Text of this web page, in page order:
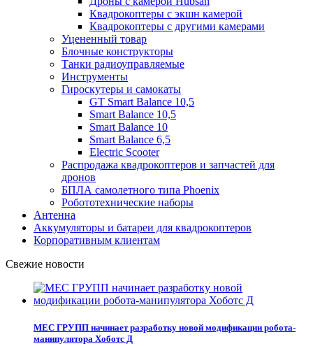
Квадрокоптеры с экшн камерой
Квадрокоптеры с другими камерами
Уцененный товар
Блочные конструкторы
Танки радиоуправляемые
Инструменты
Гироскутеры и самокаты
GT Smart Balance 10,5
Smart Balance 10,5
Smart Balance 10
Smart Balance 6,5
Electric Scooter
Распродажа квадрокоптеров и запчастей для
дронов
БПЛА самолетного типа Phoenix
Робототехнические наборы
Антенна
Аккумуляторы и батареи для квадрокоптеров
Корпоративным клиентам
Свежие новости
МЕС ГРУПП начинает разработку новой модификации робота-
манипулятора Хоботс Д